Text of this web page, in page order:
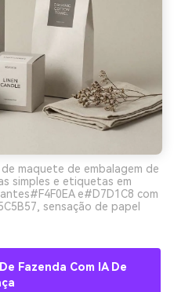
maquete de embalagem de
simples e etiquetas em
e#D7D1C8 com
sensação de papel
Fazenda Com IA De